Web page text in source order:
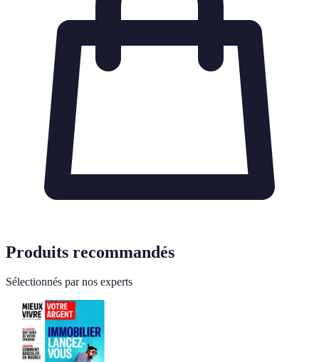
Produits recommandés
Sélectionnés par nos experts